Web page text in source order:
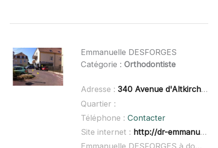
Emmanuelle DESFORGES
Catégorie : Orthodontiste
Adresse : 340 Avenue d'Altkirch, 68350 Brunstatt-Didenheim, France
Quartier :
Téléphone : Contacter
Site internet : http://dr-emmanuelle-bourgeois-desforges.chirurgiens-dentistes.fr/